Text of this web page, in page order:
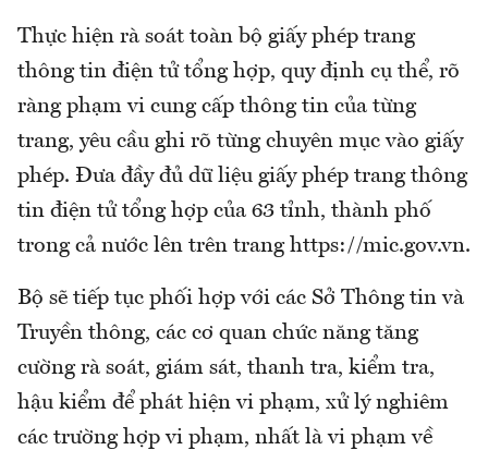
Thực hiện rà soát toàn bộ giấy phép trang
thông tin điện tử tổng hợp, quy định cụ thể, rõ
ràng phạm vi cung cấp thông tin của từng
trang, yêu cầu ghi rõ từng chuyên mục vào giấy
phép. Đưa đầy đủ dữ liệu giấy phép trang thông
tin điện tử tổng hợp của 63 tỉnh, thành phố
trong cả nước lên trên trang https://mic.gov.vn.
Bộ sẽ tiếp tục phối hợp với các Sở Thông tin và
Truyền thông, các cơ quan chức năng tăng
cường rà soát, giám sát, thanh tra, kiểm tra,
hậu kiểm để phát hiện vi phạm, xử lý nghiêm
các trường hợp vi phạm, nhất là vi phạm về